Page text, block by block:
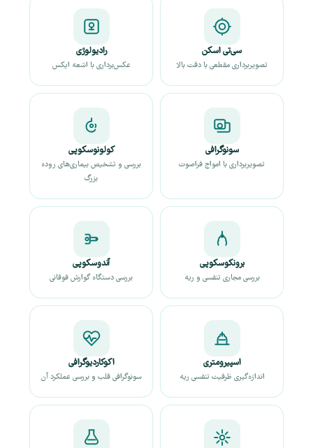
سی‌تی اسکن
تصویربرداری مقطعی با دقت بالا
رادیولوژی
عکس‌برداری با اشعه ایکس
سونوگرافی
تصویربرداری با امواج فراصوت
کولونوسکوپی
بررسی و تشخیص بیماری‌های روده
بزرگ
برونکوسکوپی
بررسی مجاری تنفسی و ریه
آندوسکوپی
بررسی دستگاه گوارش فوقانی
اسپیرومتری
اندازه‌گیری ظرفیت تنفسی ریه
اکوکاردیوگرافی
سونوگرافی قلب و بررسی عملکرد آن